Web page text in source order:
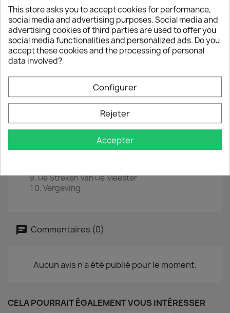
Titre : Camera
LP :12"
EAN :8719262031197
Année :2023
Tracklist
Alles Wat Ik Had
Het Huis Van Hans
De Onderkant Van De Hemel
Morgen Is Het Dinsdag
De Streken Van De Meester
Vergeving
Commentaires (0)
Aucun avis n'a été publié pour le moment.
CELA POURRAIT ÉGALEMENT VOUS INTÉRESSER
This store asks you to accept cookies for performance,
social media and advertising purposes. Social media and
advertising cookies of third parties are used to offer you
social media functionalities and personalized ads. Do you
accept these cookies and the processing of personal
data involved?
Configurer
Rejeter
Accepter